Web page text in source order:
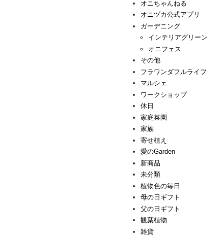
オニちゃんねる
オニヅカ公式アプリ
ガーデニング
インテリアグリーン
オニフェス
その他
フラワンダフルライフ
マルシェ
ワークショップ
休日
家庭菜園
家族
寄せ植え
愛のGarden
新商品
未分類
植物色の毎日
母の日ギフト
父の日ギフト
観葉植物
雑貨